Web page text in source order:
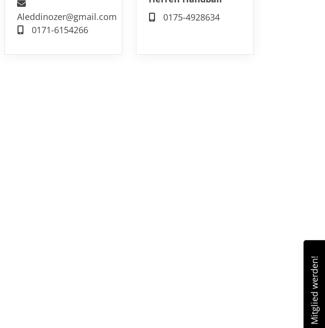
Aleddinozer@gmail.com
0171-6154266
0175-4928634
Mitglied werden!